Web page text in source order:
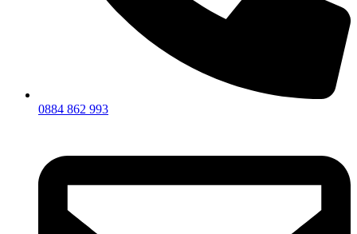
0884 862 993